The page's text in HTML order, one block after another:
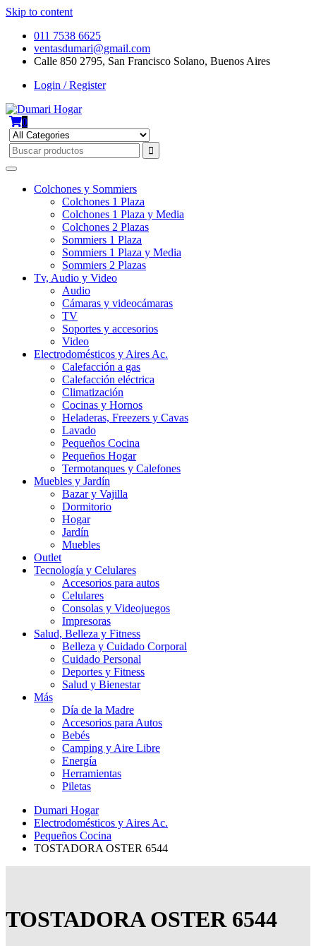
Skip to content
011 7538 6625
ventasdumari@gmail.com
Calle 850 2795, San Francisco Solano, Buenos Aires
Login / Register
0
Colchones y Sommiers
Colchones 1 Plaza
Colchones 1 Plaza y Media
Colchones 2 Plazas
Sommiers 1 Plaza
Sommiers 1 Plaza y Media
Sommiers 2 Plazas
Tv, Audio y Video
Audio
Cámaras y videocámaras
TV
Soportes y accesorios
Video
Electrodomésticos y Aires Ac.
Calefacción a gas
Calefacción eléctrica
Climatización
Cocinas y Hornos
Heladeras, Freezers y Cavas
Lavado
Pequeños Cocina
Pequeños Hogar
Termotanques y Calefones
Muebles y Jardín
Bazar y Vajilla
Dormitorio
Hogar
Jardín
Muebles
Outlet
Tecnología y Celulares
Accesorios para autos
Celulares
Consolas y Videojuegos
Impresoras
Salud, Belleza y Fitness
Belleza y Cuidado Corporal
Cuidado Personal
Deportes y Fitness
Salud y Bienestar
Más
Día de la Madre
Accesorios para Autos
Bebés
Camping y Aire Libre
Energía
Herramientas
Piletas
Dumari Hogar
Electrodomésticos y Aires Ac.
Pequeños Cocina
TOSTADORA OSTER 6544
TOSTADORA OSTER 6544